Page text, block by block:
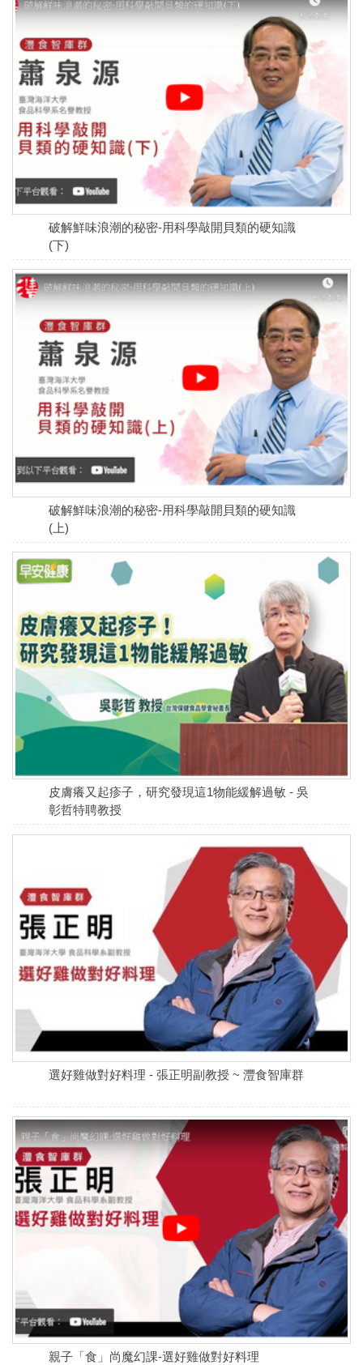
破解鮮味浪潮的秘密-用科學敲開貝類的硬知識
(下)
破解鮮味浪潮的秘密-用科學敲開貝類的硬知識
(上)
皮膚癢又起疹子，研究發現這1物能緩解過敏 - 吳
彰哲特聘教授
選好雞做對好料理 - 張正明副教授 ~ 灃食智庫群
親子「食」尚魔幻課-選好雞做對好料理